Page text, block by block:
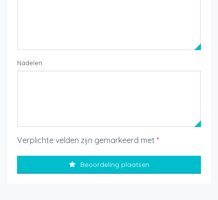
Nadelen
Verplichte velden zijn gemarkeerd met *
Beoordeling plaatsen